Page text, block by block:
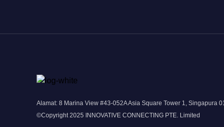
Alamat: 8 Marina View #43-052A Asia Square Tower 1, Singapura
©Copyright 2025 INNOVATIVE CONNECTING PTE. Limited